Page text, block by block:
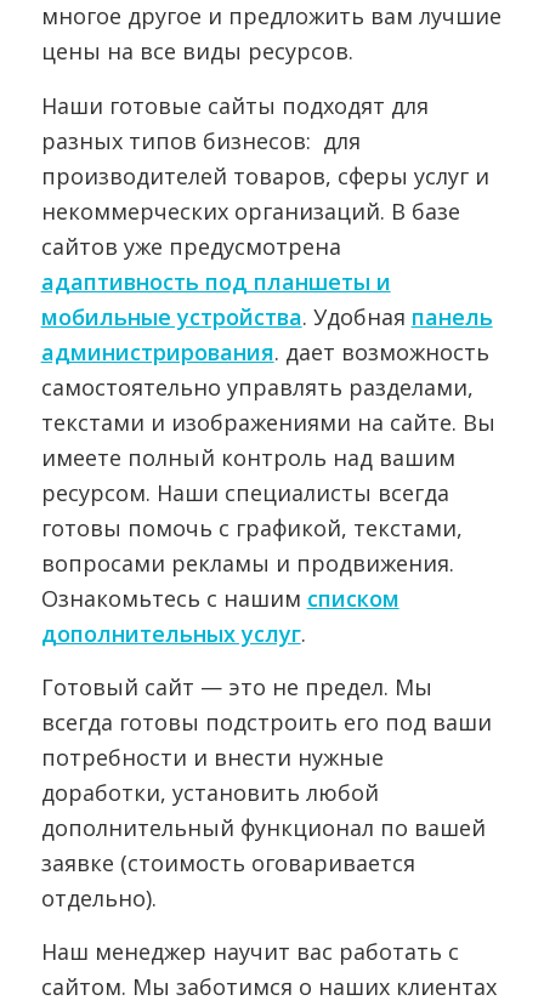
многое другое и предложить вам лучшие
цены на все виды ресурсов.
Наши готовые сайты подходят для
разных типов бизнесов: для
производителей товаров, сферы услуг и
некоммерческих организаций. В базе
сайтов уже предусмотрена
адаптивность под планшеты и
мобильные устройства. Удобная панель
администрирования. дает возможность
самостоятельно управлять разделами,
текстами и изображениями на сайте. Вы
имеете полный контроль над вашим
ресурсом. Наши специалисты всегда
готовы помочь с графикой, текстами,
вопросами рекламы и продвижения.
Ознакомьтесь с нашим списком
дополнительных услуг.
Готовый сайт — это не предел. Мы
всегда готовы подстроить его под ваши
потребности и внести нужные
доработки, установить любой
дополнительный функционал по вашей
заявке (стоимость оговаривается
отдельно).
Наш менеджер научит вас работать с
сайтом. Мы заботимся о наших клиентах